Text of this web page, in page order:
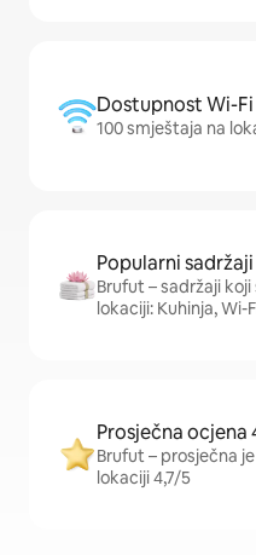
Dostupnost Wi-
100 smještaja na
Popularni
Brufut – sadržaji
lokaciji: Kuhinja, Wi-
Prosječna ocjena
Brufut – prosječna
lokaciji 4,7/5